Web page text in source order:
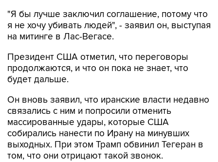
"Я бы лучше заключил соглашение, потому что
я не хочу убивать людей", - заявил он, выступая
на митинге в Лас-Вегасе.
Президент США отметил, что переговоры
продолжаются, и что он пока не знает, что
будет дальше.
Он вновь заявил, что иранские власти недавно
связались с ним и попросили отменить
массированные удары, которые США
собирались нанести по Ирану на минувших
выходных. При этом Трамп обвинил Тегеран в
том, что они отрицают такой звонок.